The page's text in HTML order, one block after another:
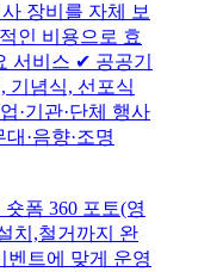
장비를 자체 보
인 비용으로 효
서비스 ✔ 공공기
기념식, 선포식
·기관·단체 행사
·음향·조명
폼 360 포토(영
치,철거까지 완
벤트에 맞게 운영